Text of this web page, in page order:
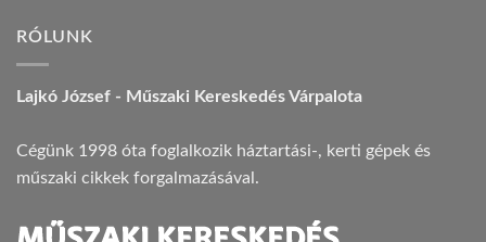
RÓLUNK
Lajkó József - Műszaki Kereskedés Várpalota
Cégünk 1998 óta foglalkozik háztartási-, kerti gépek és
műszaki cikkek forgalmazásával.